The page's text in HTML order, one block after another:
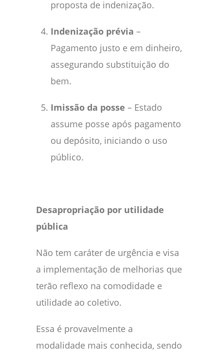
proposta de indenização.
Indenização prévia –
Pagamento justo e em dinheiro,
assegurando substituição do
bem.
Imissão da posse – Estado
assume posse após pagamento
ou depósito, iniciando o uso
público.
Desapropriação por utilidade
pública
Não tem caráter de urgência e visa
a implementação de melhorias que
terão reflexo na comodidade e
utilidade ao coletivo.
Essa é provavelmente a
modalidade mais conhecida, sendo